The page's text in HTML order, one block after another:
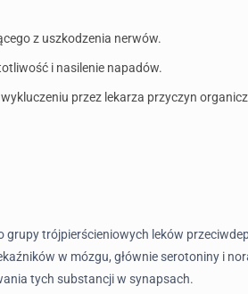
z uszkodzenia nerwów.
i nasilenie napadów.
przez lekarza przyczyn
grupy trójpierścieniowych leków
w mózgu, głównie serotoniny i
tych substancji w synapsach.